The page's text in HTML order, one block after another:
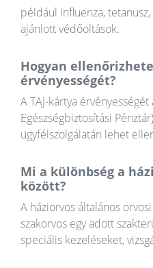
például influenza,
ajánlott védőoltások.
Hogyan
érvényességét?
A TAJ-kártya érvényességét
Egészségbiztosítási
ügyfélszolgálatán lehet
Mi a különbség a
között?
A háziorvos általános
szakorvos egy adott
speciális kezeléseket,